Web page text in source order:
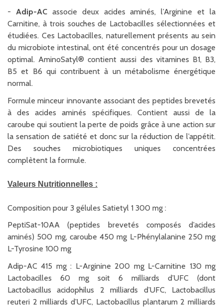
- Adip-ACassocie deux acides aminés, l’Arginine et la
Carnitine, à trois souches de Lactobacilles sélectionnées et
étudiées. Ces Lactobacilles, naturellement présents au sein
du microbiote intestinal, ont été concentrés pour un dosage
optimal. AminoSatyl® contient aussi des vitamines B1, B3,
B5 et B6 qui contribuent à un métabolisme énergétique
normal.
Formule minceur innovante associant des peptides brevetés
à des acides aminés spécifiques. Contient aussi de la
caroube qui soutient la perte de poids grâce à une action sur
la sensation de satiété et donc sur la réduction de l’appétit.
Des souches microbiotiques uniques concentrées
complètent la formule.
Valeurs Nutritionnelles :
Composition pour 3 gélules Satietyl 1 300 mg :
PeptiSat-10AA (peptides brevetés composés d’acides
aminés) 500 mg, caroube 450 mg L-Phénylalanine 250 mg
L-Tyrosine 100 mg
Adip-AC 415 mg : L-Arginine 200 mg L-Carnitine 130 mg
Lactobacilles 60 mg soit 6 milliards d’UFC (dont
Lactobacillus acidophilus 2 milliards d’UFC, Lactobacillus
reuteri 2 milliards d’UFC, Lactobacillus plantarum 2 milliards